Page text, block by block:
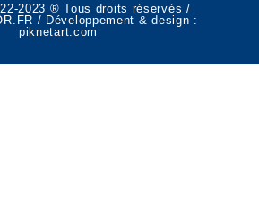
2023 ® Tous droits réservés /
/ Développement & design :
piknetart.com​